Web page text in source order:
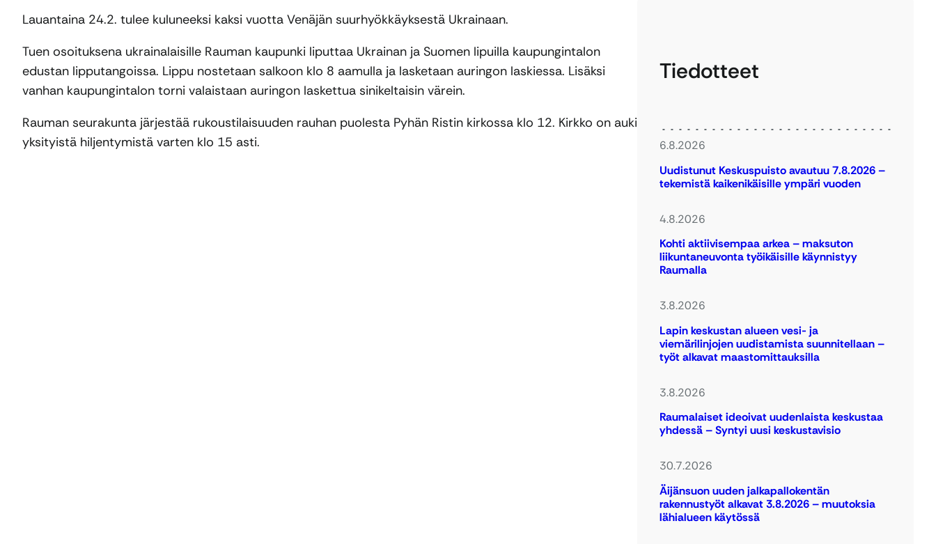
Lauantaina 24.2. tulee kuluneeksi kaksi vuotta Venäjän suurhyökkäyksestä Ukrainaan.
Tuen osoituksena ukrainalaisille Rauman kaupunki liputtaa Ukrainan ja Suomen lipuilla kaupungintalon
edustan lipputangoissa. Lippu nostetaan salkoon klo 8 aamulla ja lasketaan auringon laskiessa. Lisäksi
vanhan kaupungintalon torni valaistaan auringon laskettua sinikeltaisin värein.
Rauman seurakunta järjestää rukoustilaisuuden rauhan puolesta Pyhän Ristin kirkossa klo 12. Kirkko on auki
yksityistä hiljentymistä varten klo 15 asti.
Tiedotteet
6.8.2026
Uudistunut Keskuspuisto avautuu 7.8.2026 –
tekemistä kaikenikäisille ympäri vuoden
4.8.2026
Kohti aktiivisempaa arkea – maksuton
liikuntaneuvonta työikäisille käynnistyy
Raumalla
3.8.2026
Lapin keskustan alueen vesi- ja
viemärilinjojen uudistamista suunnitellaan –
työt alkavat maastomittauksilla
3.8.2026
Raumalaiset ideoivat uudenlaista keskustaa
yhdessä – Syntyi uusi keskustavisio
30.7.2026
Äijänsuon uuden jalkapallokentän
rakennustyöt alkavat 3.8.2026 – muutoksia
lähialueen käytössä